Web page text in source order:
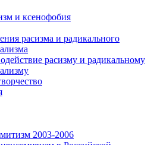
и ксенофобия
расизма и радикального
расизму и радикальному
2003-2006